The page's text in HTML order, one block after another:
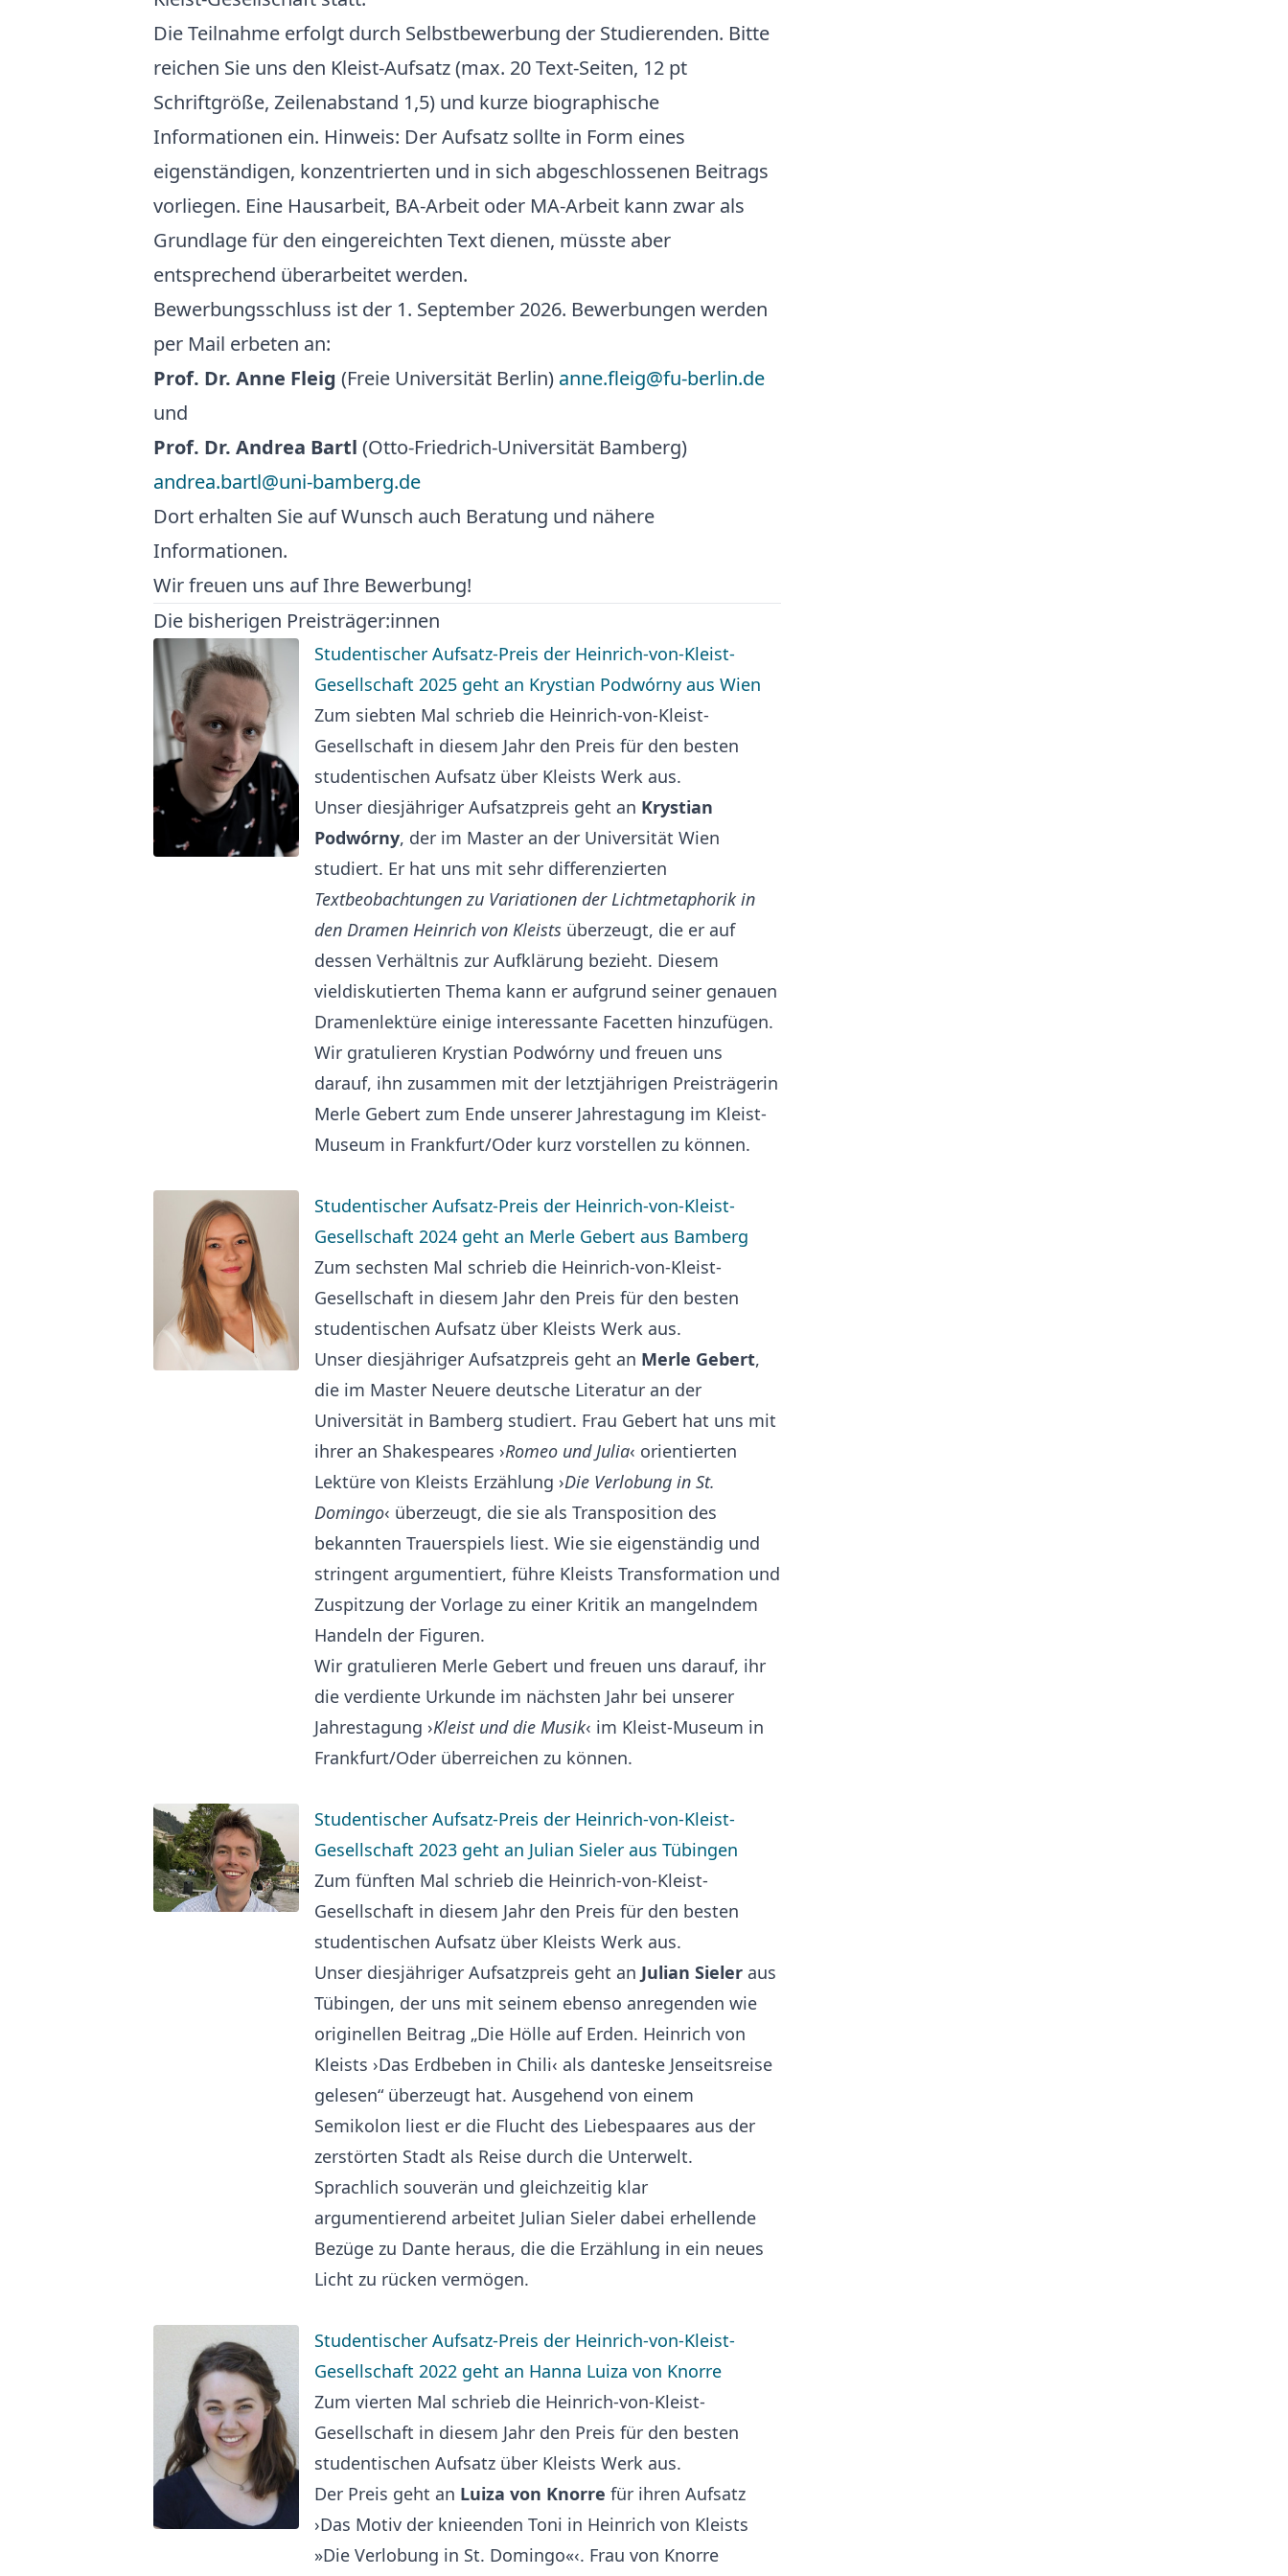
Die Teilnahme erfolgt durch Selbstbewerbung der Studierenden. Bitte
reichen Sie uns den Kleist-Aufsatz (max. 20 Text-Seiten, 12 pt
Schriftgröße, Zeilenabstand 1,5) und kurze biographische
Informationen ein. Hinweis: Der Aufsatz sollte in Form eines
eigenständigen, konzentrierten und in sich abgeschlossenen Beitrags
vorliegen. Eine Hausarbeit, BA-Arbeit oder MA-Arbeit kann zwar als
Grundlage für den eingereichten Text dienen, müsste aber
entsprechend überarbeitet werden.
Bewerbungsschluss ist der 1. September 2026. Bewerbungen werden
per Mail erbeten an:
Prof. Dr. Anne Fleig (Freie Universität Berlin) anne.fleig@fu-berlin.de
und
Prof. Dr. Andrea Bartl (Otto-Friedrich-Universität Bamberg)
andrea.bartl@uni-bamberg.de
Dort erhalten Sie auf Wunsch auch Beratung und nähere
Informationen.
Wir freuen uns auf Ihre Bewerbung!
Die bisherigen Preisträger:innen
Studentischer Aufsatz-Preis der Heinrich-von-Kleist-
Gesellschaft 2025 geht an Krystian Podwórny aus Wien
Zum siebten Mal schrieb die Heinrich-von-Kleist-
Gesellschaft in diesem Jahr den Preis für den besten
studentischen Aufsatz über Kleists Werk aus.
Unser diesjähriger Aufsatzpreis geht an Krystian
Podwórny, der im Master an der Universität Wien
studiert. Er hat uns mit sehr differenzierten
Textbeobachtungen zu Variationen der Lichtmetaphorik in
den Dramen Heinrich von Kleistsüberzeugt, die er auf
dessen Verhältnis zur Aufklärung bezieht. Diesem
vieldiskutierten Thema kann er aufgrund seiner genauen
Dramenlektüre einige interessante Facetten hinzufügen.
Wir gratulieren Krystian Podwórny und freuen uns
darauf, ihn zusammen mit der letztjährigen Preisträgerin
Merle Gebert zum Ende unserer Jahrestagung im Kleist-
Museum in Frankfurt/Oder kurz vorstellen zu können.
Studentischer Aufsatz-Preis der Heinrich-von-Kleist-
Gesellschaft 2024 geht an Merle Gebert aus Bamberg
Zum sechsten Mal schrieb die Heinrich-von-Kleist-
Gesellschaft in diesem Jahr den Preis für den besten
studentischen Aufsatz über Kleists Werk aus.
Unser diesjähriger Aufsatzpreis geht an Merle Gebert,
die im Master Neuere deutsche Literatur an der
Universität in Bamberg studiert. Frau Gebert hat uns mit
ihrer an Shakespeares ›Romeo und Julia‹ orientierten
Lektüre von Kleists Erzählung ›Die Verlobung in St.
Domingo‹ überzeugt, die sie als Transposition des
bekannten Trauerspiels liest. Wie sie eigenständig und
stringent argumentiert, führe Kleists Transformation und
Zuspitzung der Vorlage zu einer Kritik an mangelndem
Handeln der Figuren.
Wir gratulieren Merle Gebert und freuen uns darauf, ihr
die verdiente Urkunde im nächsten Jahr bei unserer
Jahrestagung ›Kleist und die Musik‹ im Kleist-Museum in
Frankfurt/Oder überreichen zu können.
Studentischer Aufsatz-Preis der Heinrich-von-Kleist-
Gesellschaft 2023 geht an Julian Sieler aus Tübingen
Zum fünften Mal schrieb die Heinrich-von-Kleist-
Gesellschaft in diesem Jahr den Preis für den besten
studentischen Aufsatz über Kleists Werk aus.
Unser diesjähriger Aufsatzpreis geht an Julian Sieleraus
Tübingen, der uns mit seinem ebenso anregenden wie
originellen Beitrag „Die Hölle auf Erden. Heinrich von
Kleists ›Das Erdbeben in Chili‹ als danteske Jenseitsreise
gelesen“ überzeugt hat. Ausgehend von einem
Semikolon liest er die Flucht des Liebespaares aus der
zerstörten Stadt als Reise durch die Unterwelt.
Sprachlich souverän und gleichzeitig klar
argumentierend arbeitet Julian Sieler dabei erhellende
Bezüge zu Dante heraus, die die Erzählung in ein neues
Licht zu rücken vermögen.
Studentischer Aufsatz-Preis der Heinrich-von-Kleist-
Gesellschaft 2022 geht an Hanna Luiza von Knorre
Zum vierten Mal schrieb die Heinrich-von-Kleist-
Gesellschaft in diesem Jahr den Preis für den besten
studentischen Aufsatz über Kleists Werk aus.
Der Preis geht an Luiza von Knorre für ihren Aufsatz
›Das Motiv der knieenden Toni in Heinrich von Kleists
»Die Verlobung in St. Domingo«‹. Frau von Knorre